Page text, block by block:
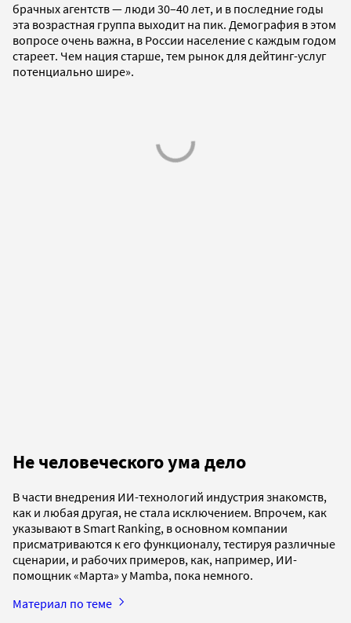
брачных агентств — люди 30–40 лет, и в последние годы
эта возрастная группа выходит на пик. Демография в этом
вопросе очень важна, в России население с каждым годом
стареет. Чем нация старше, тем рынок для дейтинг-услуг
потенциально шире».
Не человеческого ума дело
В части внедрения ИИ-технологий индустрия знакомств,
как и любая другая, не стала исключением. Впрочем, как
указывают в Smart Ranking, в основном компании
присматриваются к его функционалу, тестируя различные
сценарии, и рабочих примеров, как, например, ИИ-
помощник «Марта» у Mamba, пока немного.
Материал по теме